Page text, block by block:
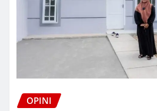
OPINI